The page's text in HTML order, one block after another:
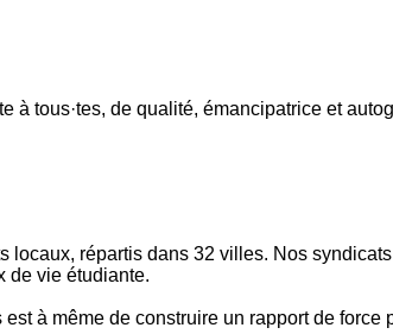
à tous·tes, de qualité, émancipatrice et
locaux, répartis dans 32 villes. Nos
de vie étudiante.
à même de construire un rapport de